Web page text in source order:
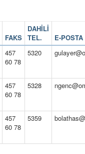
FAKS
DAHİLİ
TEL.
E-POSTA
457
60 78
5320
457
60 78
5328
457
60 78
5359